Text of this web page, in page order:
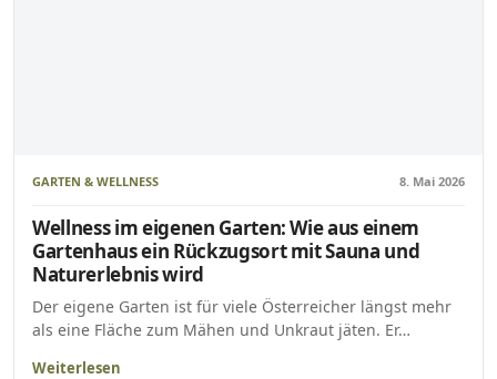
GARTEN & WELLNESS 8. Mai 2026
Wellness im eigenen Garten: Wie aus einem
Gartenhaus ein Rückzugsort mit Sauna und
Naturerlebnis wird
Der eigene Garten ist für viele Österreicher längst mehr
als eine Fläche zum Mähen und Unkraut jäten. Er…
Weiterlesen